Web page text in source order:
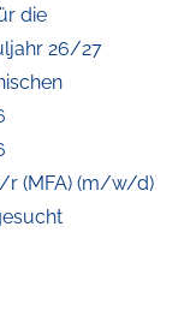
die
26/27
r (MFA) (m/w/d)